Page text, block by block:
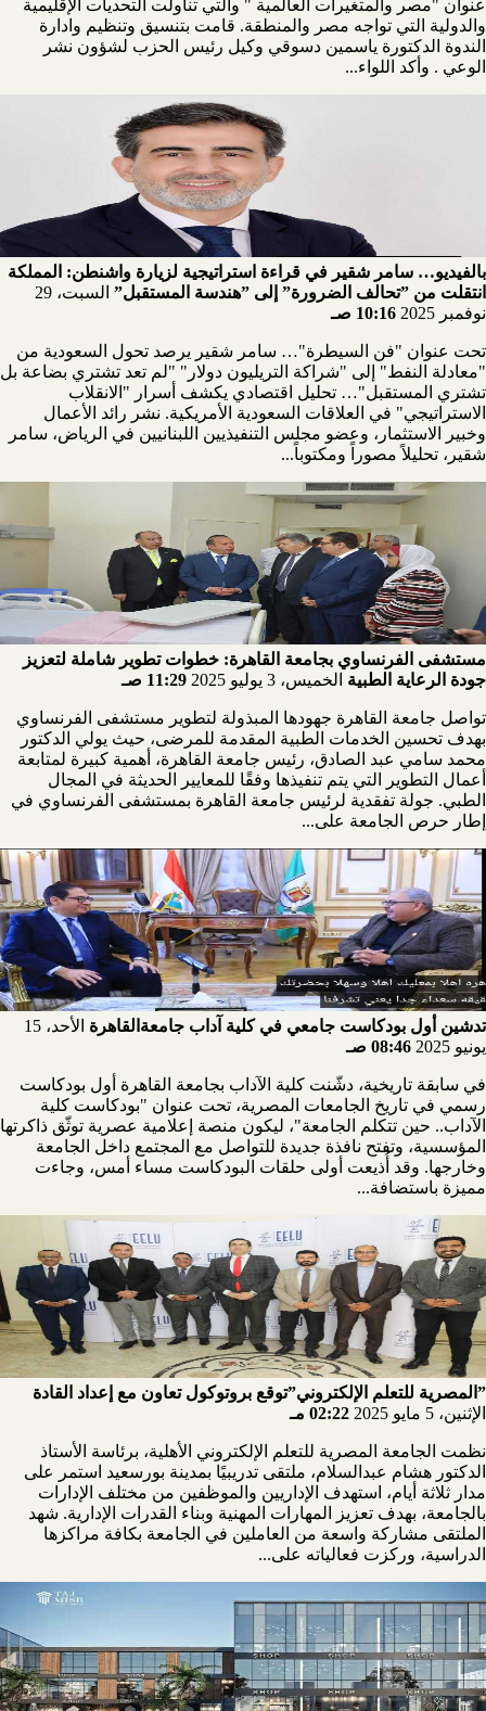
عنوان "مصر والمتغيرات العالمية " والتي تناولت التحديات الإقليمية
والدولية التي تواجه مصر والمنطقة. قامت بتنسيق وتنظيم وادارة
الندوة الدكتورة ياسمين دسوقي وكيل رئيس الحزب لشؤون نشر
الوعي . وأكد اللواء...
بالفيديو… سامر شقير في قراءة استراتيجية لزيارة واشنطن: المملكة
انتقلت من ”تحالف الضرورة” إلى ”هندسة المستقبل”
السبت، 29
نوفمبر 2025
10:16 صـ
تحت عنوان "فن السيطرة"… سامر شقير يرصد تحول السعودية من
"معادلة النفط" إلى "شراكة التريليون دولار" "لم تعد تشتري بضاعة بل
تشتري المستقبل"… تحليل اقتصادي يكشف أسرار "الانقلاب
الاستراتيجي" في العلاقات السعودية الأمريكية. نشر رائد الأعمال
وخبير الاستثمار، وعضو مجلس التنفيذيين اللبنانيين في الرياض، سامر
شقير، تحليلاً مصوراً ومكتوباً...
مستشفى الفرنساوي بجامعة القاهرة: خطوات تطوير شاملة لتعزيز
جودة الرعاية الطبية الخميس، 3 يوليو 2025 11:29 صـ
تواصل جامعة القاهرة جهودها المبذولة لتطوير مستشفى الفرنساوي
بهدف تحسين الخدمات الطبية المقدمة للمرضى، حيث يولي الدكتور
محمد سامي عبد الصادق، رئيس جامعة القاهرة، أهمية كبيرة لمتابعة
أعمال التطوير التي يتم تنفيذها وفقًا للمعايير الحديثة في المجال
الطبي. جولة تفقدية لرئيس جامعة القاهرة بمستشفى الفرنساوي في
إطار حرص الجامعة على...
تدشين أول بودكاست جامعي في كلية آداب جامعةالقاهرة
الأحد، 15
يونيو 2025
08:46 صـ
في سابقة تاريخية، دشّنت كلية الآداب بجامعة القاهرة أول بودكاست
رسمي في تاريخ الجامعات المصرية، تحت عنوان "بودكاست كلية
الآداب.. حين تتكلم الجامعة"، ليكون منصة إعلامية عصرية توثّق ذاكرتها
المؤسسية، وتفتح نافذة جديدة للتواصل مع المجتمع داخل الجامعة
وخارجها. وقد أُذيعت أولى حلقات البودكاست مساء أمس، وجاءت
مميزة باستضافة...
”المصرية للتعلم الإلكتروني”توقع بروتوكول تعاون مع إعداد القادة
الإثنين، 5 مايو 2025
02:22 مـ
نظمت الجامعة المصرية للتعلم الإلكتروني الأهلية، برئاسة الأستاذ
الدكتور هشام عبدالسلام، ملتقى تدريبيًا بمدينة بورسعيد استمر على
مدار ثلاثة أيام، استهدف الإداريين والموظفين من مختلف الإدارات
بالجامعة، بهدف تعزيز المهارات المهنية وبناء القدرات الإدارية. شهد
الملتقى مشاركة واسعة من العاملين في الجامعة بكافة مراكزها
الدراسية، وركزت فعالياته على...